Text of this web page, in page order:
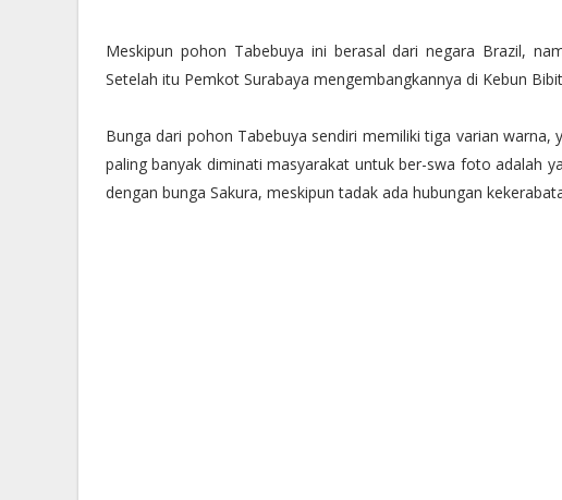
Meskipun pohon Tabebuya ini berasal dari negara Brazil,
Setelah itu Pemkot Surabaya mengembangkannya di Kebun
Bunga dari pohon Tabebuya sendiri memiliki tiga varian
paling banyak diminati masyarakat untuk ber-swa foto adalah
dengan bunga Sakura, meskipun tadak ada hubungan